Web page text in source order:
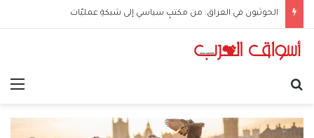
الحوثيون في العراق: من مكتبٍ سياسي إلى شبكةِ عمليّات